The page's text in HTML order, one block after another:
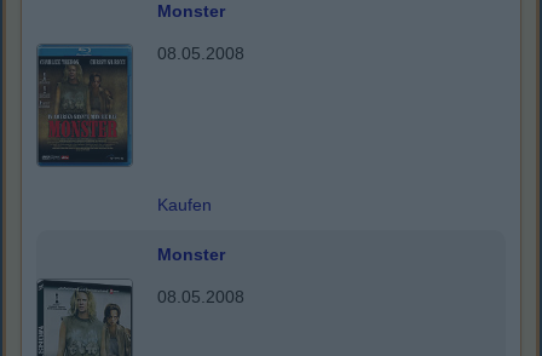
Monster
08.05.2008
Kaufen
Monster
08.05.2008